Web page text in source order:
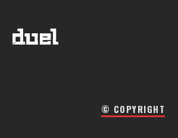
© COPYRIGHT